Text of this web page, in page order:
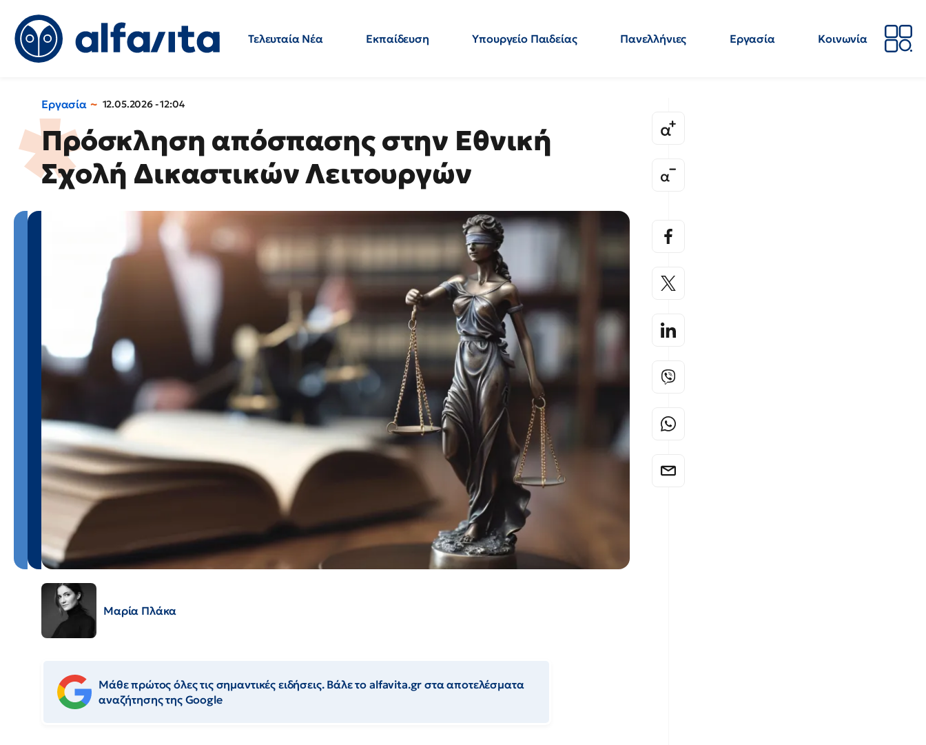
Τελευταία Νέα Εκπαίδευση Υπουργείο Παιδείας Πανελλήνιες Εργασία
Κοινωνία
Εργασία 12.05.2026 - 12:04
Πρόσκληση απόσπασης στην Εθνική
Σχολή Δικαστικών Λειτουργών
Μαρία Πλάκα
Μάθε πρώτος όλες τις σημαντικές ειδήσεις. Βάλε το alfavita.gr στα αποτελέσματα
αναζήτησης της Google